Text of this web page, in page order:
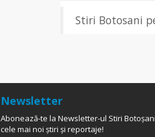
Stiri Botosani
Newsletter
Abonează-te la Newsletter-ul Stiri
cele mai noi știri și reportaje!